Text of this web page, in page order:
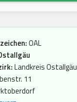
OAL
Landkreis Ostallgäu
11